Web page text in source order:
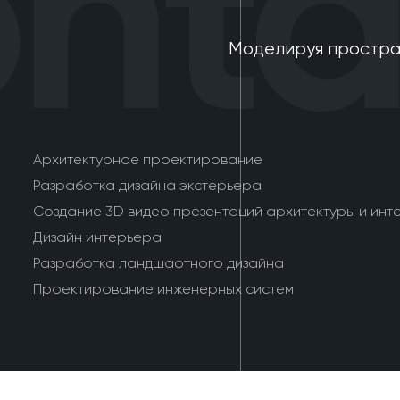
Моделируя
Архитектурное проектирование
Разработка дизайна экстерьера
Создание 3D видео презентаций архитектуры и
Дизайн интерьера
Разработка ландшафтного дизайна
Проектирование инженерных систем